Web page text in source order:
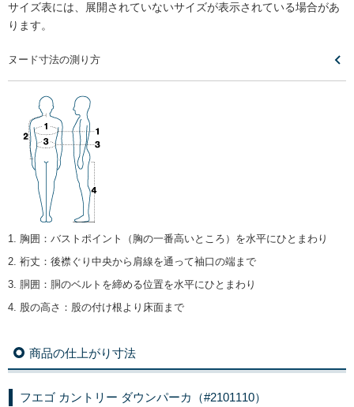
サイズ表には、展開されていないサイズが表示されている場合があ
ります。
ヌード寸法の測り方
1. 胸囲 ： バストポイント（胸の一番高いところ）を水平にひとまわり
2. 裄丈 ： 後襟ぐり中央から肩線を通って袖口の端まで
3. 胴囲 ： 胴のベルトを締める位置を水平にひとまわり
4. 股の高さ ： 股の付け根より床面まで
商品の仕上がり寸法
フエゴ カントリー ダウンパーカ（#2101110）